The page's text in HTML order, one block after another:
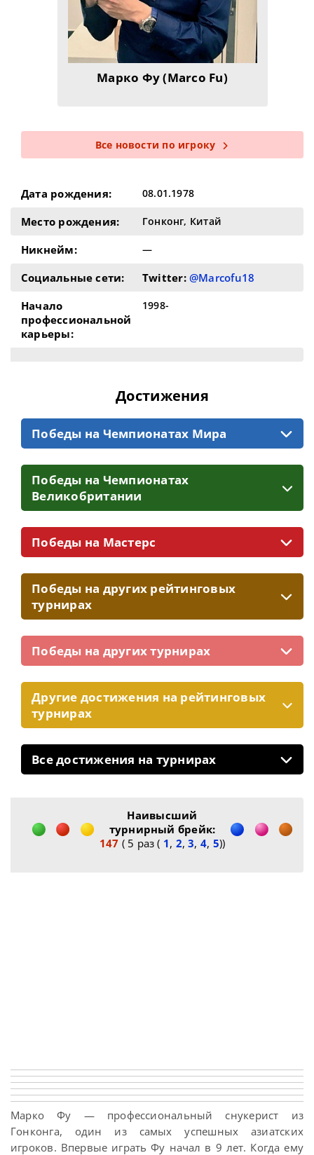
Марко Фу (Marco Fu)
Все новости по игроку
Дата рождения: 08.01.1978
Место рождения: Гонконг, Китай
Никнейм: —
Социальные сети: Twitter:@Marcofu18
Начало
профессиональной
карьеры:
1998-
Достижения
Победы на Чемпионатах Мира
Победы на Чемпионатах
Великобритании
Победы на Мастерс
Победы на других рейтинговых
турнирах
Победы на других турнирах
Другие достижения на рейтинговых
турнирах
Все достижения на турнирах
Наивысший
турнирный брейк:
147 ( 5 раз ( 1, 2,3, 4, 5))
Марко Фу — профессиональный снукерист из
Гонконга, один из самых успешных азиатских
игроков. Впервые играть Фу начал в 9 лет. Когда ему